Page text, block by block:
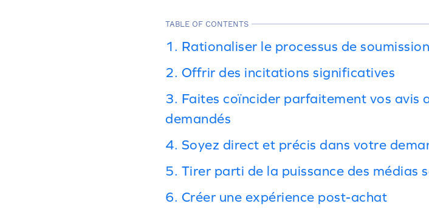
TABLE OF CONTENTS
1. Rationaliser le processus de soumission
2. Offrir des incitations significatives
3. Faites coïncider parfaitement vos avis
demandés
4. Soyez direct et précis dans votre
5. Tirer parti de la puissance des médias
6. Créer une expérience post-achat